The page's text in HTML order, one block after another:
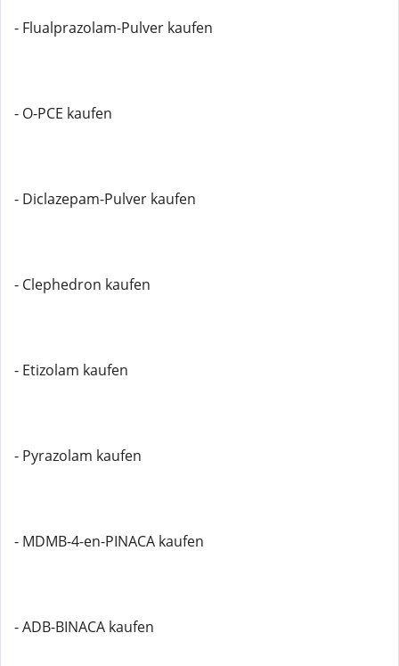
- Flualprazolam-Pulver kaufen
- O-PCE kaufen
- Diclazepam-Pulver kaufen
- Clephedron kaufen
- Etizolam kaufen
- Pyrazolam kaufen
- MDMB-4-en-PINACA kaufen
- ADB-BINACA kaufen